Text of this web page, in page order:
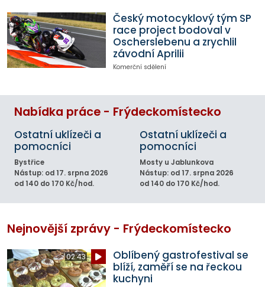
Český motocyklový tým SP
race project bodoval v
Oscherslebenu a zrychlil
závodní Aprilii
Komerční sdělení
Nabídka práce - Frýdeckomístecko
Ostatní uklízeči a
pomocníci
Bystřice
Nástup: od 17. srpna 2026
od 140 do 170 Kč/hod.
Ostatní uklízeči a
pomocníci
Mosty u Jablunkova
Nástup: od 17. srpna 2026
od 140 do 170 Kč/hod.
Nejnovější zprávy - Frýdeckomístecko
02:43
Oblíbený gastrofestival se
blíží, zaměří se na řeckou
kuchyni